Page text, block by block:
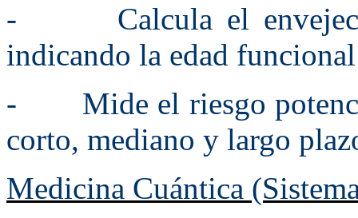
- Calcula el
indicando la edad
- Mide el riesgo
corto, mediano y largo
Medicina Cuántica